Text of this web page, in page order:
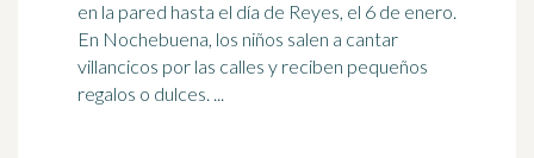
en la pared hasta el día de Reyes, el 6 de enero.
En Nochebuena, los niños salen a cantar
villancicos por las calles y reciben pequeños
regalos o dulces. ...